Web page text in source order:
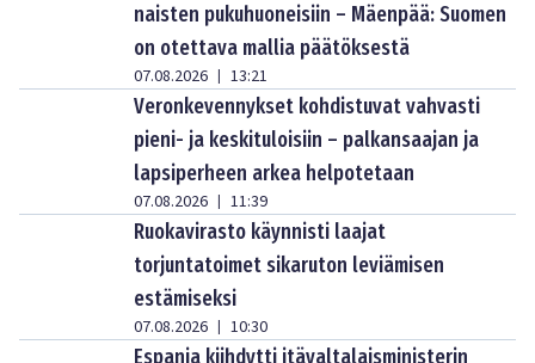
naisten pukuhuoneisiin – Mäenpää: Suomen
on otettava mallia päätöksestä
07.08.2026 | 13:21
Veronkevennykset kohdistuvat vahvasti
pieni- ja keskituloisiin – palkansaajan ja
lapsiperheen arkea helpotetaan
07.08.2026 | 11:39
Ruokavirasto käynnisti laajat
torjuntatoimet sikaruton leviämisen
estämiseksi
07.08.2026 | 10:30
Espanja kiihdytti itävaltalaisministerin